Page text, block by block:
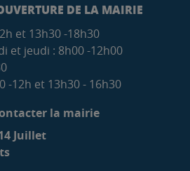
DE LA MAIRIE
et 13h30 -18h30
et jeudi : 8h00 -12h00
-12h et 13h30 - 16h30
la mairie
Juillet